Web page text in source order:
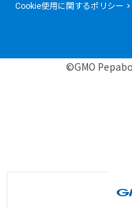
Cookie使用に関するポリシー
©GMO